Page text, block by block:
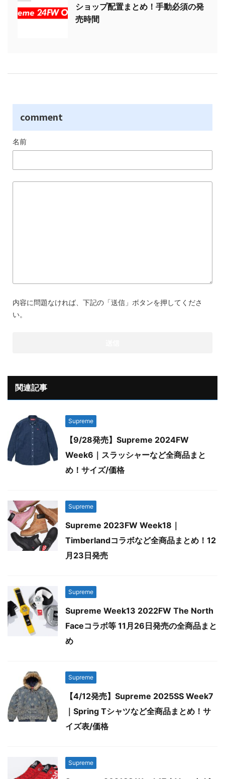
ショップ配置まとめ！手動必須の発
売時間
comment
名前
内容に問題なければ、下記の「送信」ボタンを押してくださ
い。
関連記事
Supreme
【9/28発売】Supreme 2024FW
Week6｜スラッシャーなど全商品まと
め！サイズ/価格
Supreme
Supreme 2023FW Week18｜
Timberlandコラボなど全商品まとめ！12
月23日発売
Supreme
Supreme Week13 2022FW The North
Faceコラボ等 11月26日発売の全商品まと
め
Supreme
【4/12発売】Supreme 2025SS Week7
｜Spring Tシャツなど全商品まとめ！サ
イズ表/価格
Supreme